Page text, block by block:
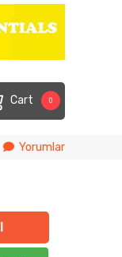
Cart 0
Yorumlar